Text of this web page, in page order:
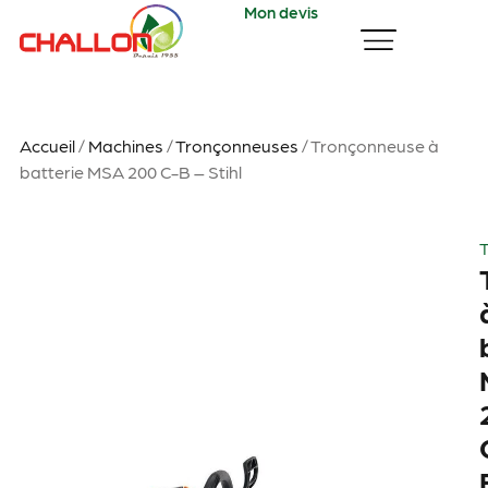
Mon devis
Accueil/ Machines /Tronçonneuses / Tronçonneuse à
batterie MSA 200 C-B – Stihl